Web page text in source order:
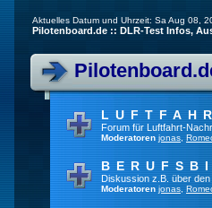
Aktuelles Datum und Uhrzeit: Sa Aug 08,
Pilotenboard.de :: DLR-Test Infos,
Forum für Luftfahrt-
Moderatoren jonas
Diskussion z.B. über
Moderatoren jonas